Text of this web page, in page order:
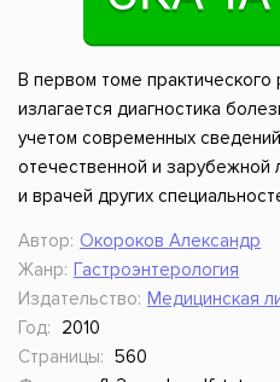
В первом томе практического
излагается диагностика
учетом современных
отечественной и зарубежной
и врачей других
Автор: Окороков Александр
Жанр: Гастроэнтерология
Издательство: Медицинская
Год:
2010
Страницы: 560